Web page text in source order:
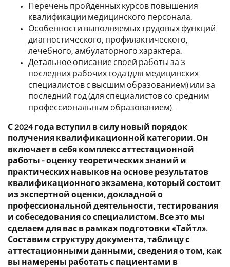
Перечень пройденных курсов повышения
квалификации медицинского персонала.
Особенности выполняемых трудовых функций
диагностического, профилактического,
лечебного, амбулаторного характера.
Детальное описание своей работы за 3
последних рабочих года (для медицинских
специалистов с высшим образованием) или за
последний год (для специалистов со средним
профессиональным образованием).
С 2024 года вступил в силу новый порядок
получения квалификационной категории. Он
включает в себя комплекс аттестационной
работы - оценку теоретических знаний и
практических навыков на основе результатов
квалификационного экзамена, который состоит
из экспертной оценки, докладной о
профессиональной деятельности, тестирования
и собеседования со специалистом. Все это мы
сделаем для вас в рамках подготовки «Тайтл».
Составим структуру документа, таблицу с
аттестационными данными, сведения о том, как
вы намерены работать с пациентами в